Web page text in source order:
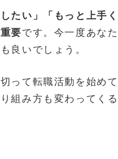
したい」「もっと上手く
要です。今一度あなた
良いでしょう。
って転職活動を始めて
組み方も変わってくる